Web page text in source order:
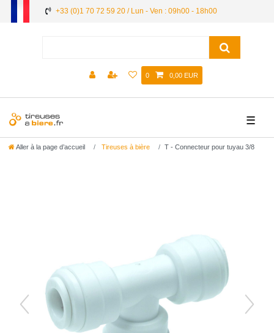
+33 (0)1 70 72 59 20 / Lun - Ven : 09h00 - 18h00
0 0,00 EUR
☰
Aller à la page d’accueil Tireuses à bière T - Connecteur pour tuyau 3/8